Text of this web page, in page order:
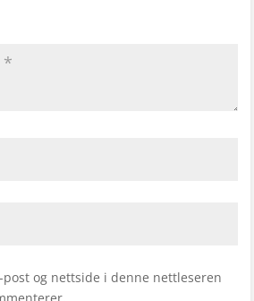
og nettside i denne nettleseren